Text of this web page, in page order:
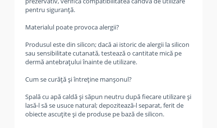
pentru siguranță.
Materialul poate provoca alergii?
Produsul este din silicon; dacă ai istoric de alergii la silicon
sau sensibilitate cutanată, testează o cantitate mică pe
dermă antebrațului înainte de utilizare.
Cum se curăță și întreține manșonul?
Spală cu apă caldă și săpun neutru după fiecare utilizare și
lasă-l să se usuce natural; depozitează-l separat, ferit de
obiecte ascuțite și de produse pe bază de silicon.